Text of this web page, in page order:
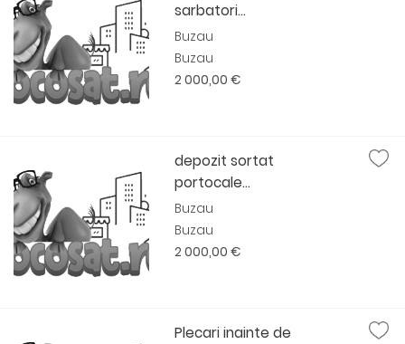
sarbatori...
Buzau
Buzau
2 000,00 €
depozit sortat
portocale...
Buzau
Buzau
2 000,00 €
Plecari inainte de